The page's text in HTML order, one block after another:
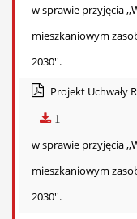
w sprawie przyjęcia
mieszkaniowym
2030''.
Projekt Uchwały
1
w sprawie przyjęcia
mieszkaniowym
2030''.